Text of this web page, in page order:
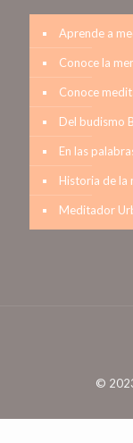
Aprende a
Conoce la
Conoce
Del budismo
En las
Historia de la
Meditador
©